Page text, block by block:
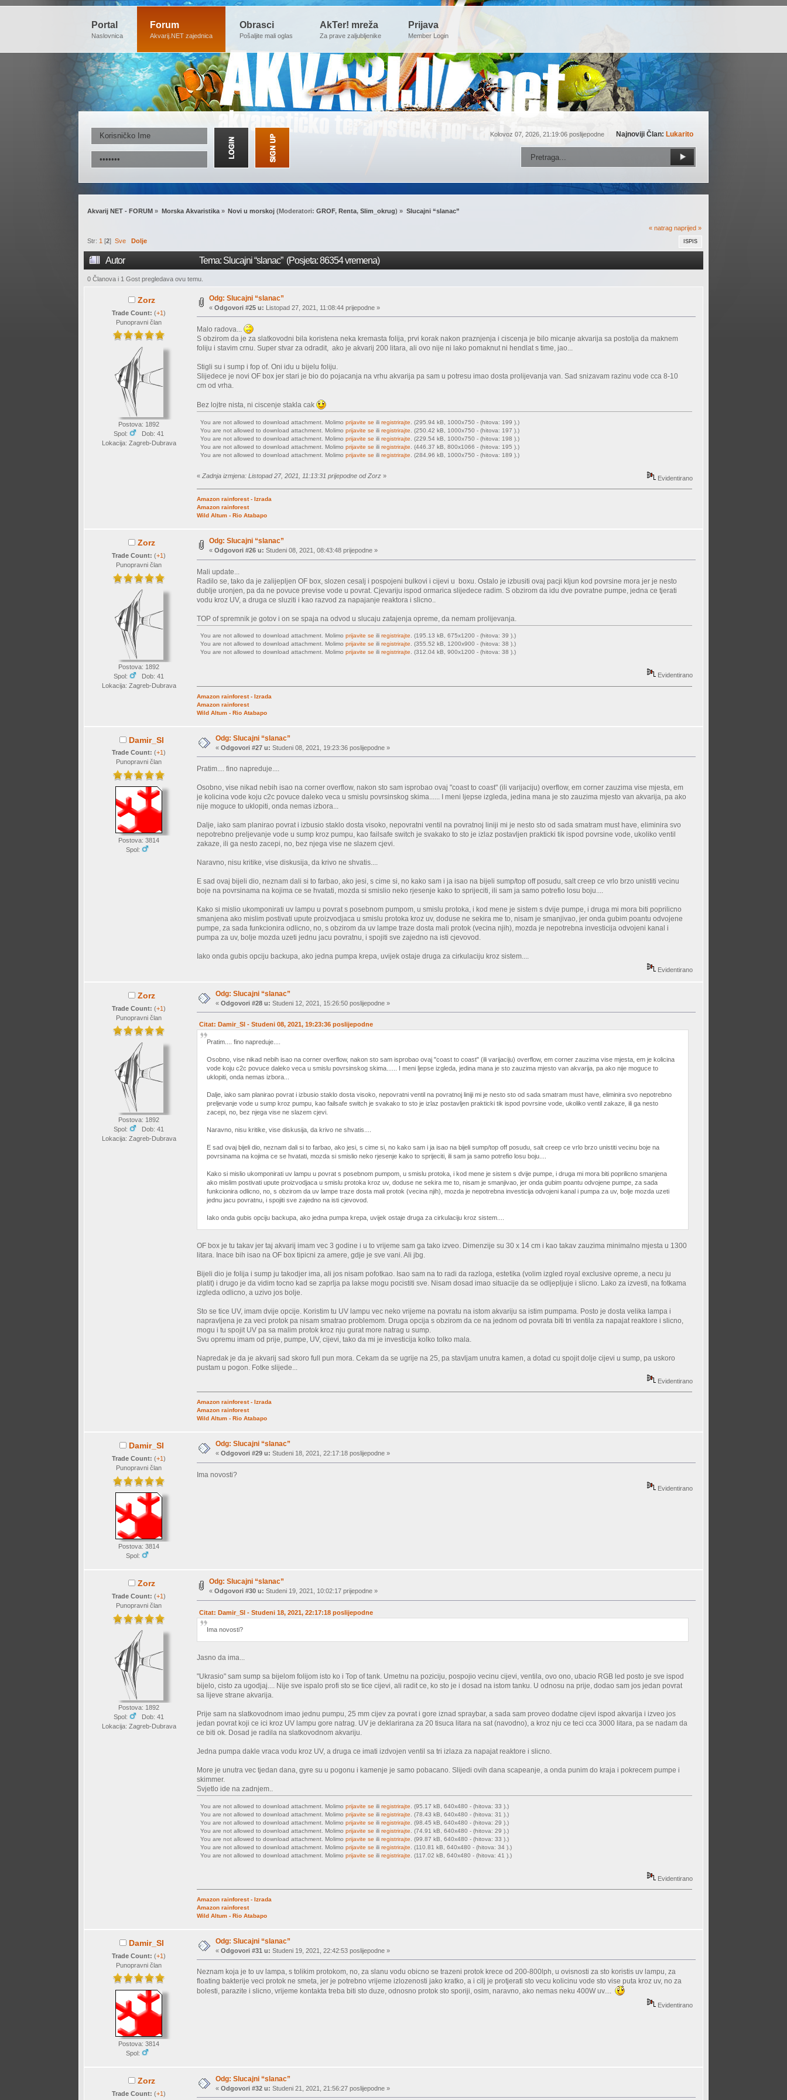
Portal
Naslovnica
Forum
Akvarij.NET zajednica
Obrasci
Pošaljite mali oglas
AkTer! mreža
Za prave zaljubljenike
Prijava
Member Login
Kolovoz 07, 2026, 21:19:06 poslijepodne Najnoviji Član: Lukarito
Akvarij NET - FORUM » Morska Akvaristika» Novi u morskoj (Moderatori:GROF, Renta,Slim_okrug) » Slucajni “slanac”
« natrag naprijed »
ISPIS
Str: 1[2] Sve Dolje
Autor Tema: Slucajni “slanac” (Posjeta: 86354 vremena)
0 Članova i 1 Gost pregledava ovu temu.
Zorz
Trade Count:(+1)
Punopravni član
Postova: 1892
Spol:
Dob: 41
Lokacija: Zagreb-Dubrava
Odg: Slucajni “slanac”
«Odgovori #25 u: Listopad 27, 2021, 11:08:44 prijepodne »
Malo radova...
S obzirom da je za slatkovodni bila koristena neka kremasta folija, prvi korak nakon praznjenja i ciscenja je bilo micanje akvarija sa postolja da maknem
foliju i stavim crnu. Super stvar za odradit, ako je akvarij 200 litara, ali ovo nije ni lako pomaknut ni hendlat s time, jao...
Stigli su i sump i fop of. Oni idu u bijelu foliju.
Slijedece je novi OF box jer stari je bio do pojacanja na vrhu akvarija pa sam u potresu imao dosta prolijevanja van. Sad snizavam razinu vode cca 8-10
cm od vrha.
Bez lojtre nista, ni ciscenje stakla cak
You are not allowed to download attachment. Molimo prijavite se ili registrirajte . (295.94 kB, 1000x750 - (hitova: 199 ).)
You are not allowed to download attachment. Molimo prijavite se ili registrirajte . (250.42 kB, 1000x750 - (hitova: 197 ).)
You are not allowed to download attachment. Molimo prijavite se ili registrirajte . (229.54 kB, 1000x750 - (hitova: 198 ).)
You are not allowed to download attachment. Molimo prijavite se ili registrirajte . (446.37 kB, 800x1066 - (hitova: 195 ).)
You are not allowed to download attachment. Molimo prijavite se ili registrirajte . (284.96 kB, 1000x750 - (hitova: 189 ).)
«Zadnja izmjena: Listopad 27, 2021, 11:13:31 prijepodne od Zorz » Evidentirano
Amazon rainforest - Izrada
Amazon rainforest
Wild Altum - Rio Atabapo
Zorz
Trade Count:(+1)
Punopravni član
Postova: 1892
Spol:
Dob: 41
Lokacija: Zagreb-Dubrava
Odg: Slucajni “slanac”
«Odgovori #26 u: Studeni 08, 2021, 08:43:48 prijepodne »
Mali update...
Radilo se, tako da je zalijepljen OF box, slozen cesalj i pospojeni bulkovi i cijevi u boxu. Ostalo je izbusiti ovaj pacji kljun kod povrsine mora jer je nesto
dublje uronjen, pa da ne povuce previse vode u povrat. Cjevariju ispod ormarica slijedece radim. S obzirom da idu dve povratne pumpe, jedna ce tjerati
vodu kroz UV, a druga ce sluziti i kao razvod za napajanje reaktora i slicno..
TOP of spremnik je gotov i on se spaja na odvod u slucaju zatajenja opreme, da nemam prolijevanja.
You are not allowed to download attachment. Molimo prijavite se ili registrirajte . (195.13 kB, 675x1200 - (hitova: 39 ).)
You are not allowed to download attachment. Molimo prijavite se ili registrirajte . (355.52 kB, 1200x900 - (hitova: 38 ).)
You are not allowed to download attachment. Molimo prijavite se ili registrirajte . (312.04 kB, 900x1200 - (hitova: 38 ).)
Evidentirano
Amazon rainforest - Izrada
Amazon rainforest
Wild Altum - Rio Atabapo
Damir_Sl
Trade Count:(+1)
Punopravni član
Postova: 3814
Spol:
Odg: Slucajni “slanac”
«Odgovori #27 u: Studeni 08, 2021, 19:23:36 poslijepodne »
Pratim.... fino napreduje....
Osobno, vise nikad nebih isao na corner overflow, nakon sto sam isprobao ovaj "coast to coast" (ili varijaciju) overflow, em corner zauzima vise mjesta, em
je kolicina vode koju c2c povuce daleko veca u smislu povrsinskog skima...... I meni ljepse izgleda, jedina mana je sto zauzima mjesto van akvarija, pa ako
nije moguce to uklopiti, onda nemas izbora...
Dalje, iako sam planirao povrat i izbusio staklo dosta visoko, nepovratni ventil na povratnoj liniji mi je nesto sto od sada smatram must have, eliminira svo
nepotrebno preljevanje vode u sump kroz pumpu, kao failsafe switch je svakako to sto je izlaz postavljen prakticki tik ispod povrsine vode, ukoliko ventil
zakaze, ili ga nesto zacepi, no, bez njega vise ne slazem cjevi.
Naravno, nisu kritike, vise diskusija, da krivo ne shvatis....
E sad ovaj bijeli dio, neznam dali si to farbao, ako jesi, s cime si, no kako sam i ja isao na bijeli sump/top off posudu, salt creep ce vrlo brzo unistiti vecinu
boje na povrsinama na kojima ce se hvatati, mozda si smislio neko rjesenje kako to sprijeciti, ili sam ja samo potrefio losu boju....
Kako si mislio ukomponirati uv lampu u povrat s posebnom pumpom, u smislu protoka, i kod mene je sistem s dvije pumpe, i druga mi mora biti poprilicno
smanjena ako mislim postivati upute proizvodjaca u smislu protoka kroz uv, doduse ne sekira me to, nisam je smanjivao, jer onda gubim poantu odvojene
pumpe, za sada funkcionira odlicno, no, s obzirom da uv lampe traze dosta mali protok (vecina njih), mozda je nepotrebna investicija odvojeni kanal i
pumpa za uv, bolje mozda uzeti jednu jacu povratnu, i spojiti sve zajedno na isti cjevovod.
Iako onda gubis opciju backupa, ako jedna pumpa krepa, uvijek ostaje druga za cirkulaciju kroz sistem....
Evidentirano
Zorz
Trade Count:(+1)
Punopravni član
Postova: 1892
Spol:
Dob: 41
Lokacija: Zagreb-Dubrava
Odg: Slucajni “slanac”
«Odgovori #28 u: Studeni 12, 2021, 15:26:50 poslijepodne »
Citat: Damir_Sl - Studeni 08, 2021, 19:23:36 poslijepodne
Pratim.... fino napreduje....
Osobno, vise nikad nebih isao na corner overflow, nakon sto sam isprobao ovaj "coast to coast" (ili varijaciju) overflow, em corner zauzima vise mjesta, em je kolicina
vode koju c2c povuce daleko veca u smislu povrsinskog skima...... I meni ljepse izgleda, jedina mana je sto zauzima mjesto van akvarija, pa ako nije moguce to
uklopiti, onda nemas izbora...
Dalje, iako sam planirao povrat i izbusio staklo dosta visoko, nepovratni ventil na povratnoj liniji mi je nesto sto od sada smatram must have, eliminira svo nepotrebno
preljevanje vode u sump kroz pumpu, kao failsafe switch je svakako to sto je izlaz postavljen prakticki tik ispod povrsine vode, ukoliko ventil zakaze, ili ga nesto
zacepi, no, bez njega vise ne slazem cjevi.
Naravno, nisu kritike, vise diskusija, da krivo ne shvatis....
E sad ovaj bijeli dio, neznam dali si to farbao, ako jesi, s cime si, no kako sam i ja isao na bijeli sump/top off posudu, salt creep ce vrlo brzo unistiti vecinu boje na
povrsinama na kojima ce se hvatati, mozda si smislio neko rjesenje kako to sprijeciti, ili sam ja samo potrefio losu boju....
Kako si mislio ukomponirati uv lampu u povrat s posebnom pumpom, u smislu protoka, i kod mene je sistem s dvije pumpe, i druga mi mora biti poprilicno smanjena
ako mislim postivati upute proizvodjaca u smislu protoka kroz uv, doduse ne sekira me to, nisam je smanjivao, jer onda gubim poantu odvojene pumpe, za sada
funkcionira odlicno, no, s obzirom da uv lampe traze dosta mali protok (vecina njih), mozda je nepotrebna investicija odvojeni kanal i pumpa za uv, bolje mozda uzeti
jednu jacu povratnu, i spojiti sve zajedno na isti cjevovod.
Iako onda gubis opciju backupa, ako jedna pumpa krepa, uvijek ostaje druga za cirkulaciju kroz sistem....
OF box je tu takav jer taj akvarij imam vec 3 godine i u to vrijeme sam ga tako izveo. Dimenzije su 30 x 14 cm i kao takav zauzima minimalno mjesta u 1300
litara. Inace bih isao na OF box tipicni za amere, gdje je sve vani. Ali jbg.
Bijeli dio je folija i sump ju takodjer ima, ali jos nisam pofotkao. Isao sam na to radi da razloga, estetika (volim izgled royal exclusive opreme, a necu ju
platit) i drugo je da vidim tocno kad se zaprlja pa lakse mogu pocistiti sve. Nisam dosad imao situacije da se odljepljuje i slicno. Lako za izvesti, na fotkama
izgleda odlicno, a uzivo jos bolje.
Sto se tice UV, imam dvije opcije. Koristim tu UV lampu vec neko vrijeme na povratu na istom akvariju sa istim pumpama. Posto je dosta velika lampa i
napravljena je za veci protok pa nisam smatrao problemom. Druga opcija s obzirom da ce na jednom od povrata biti tri ventila za napajat reaktore i slicno,
mogu i tu spojit UV pa sa malim protok kroz nju gurat more natrag u sump.
Svu opremu imam od prije, pumpe, UV, cijevi, tako da mi je investicija kolko tolko mala.
Napredak je da je akvarij sad skoro full pun mora. Cekam da se ugrije na 25, pa stavljam unutra kamen, a dotad cu spojit dolje cijevi u sump, pa uskoro
pustam u pogon. Fotke slijede...
Evidentirano
Amazon rainforest - Izrada
Amazon rainforest
Wild Altum - Rio Atabapo
Damir_Sl
Trade Count:(+1)
Punopravni član
Postova: 3814
Spol:
Odg: Slucajni “slanac”
«Odgovori #29 u: Studeni 18, 2021, 22:17:18 poslijepodne »
Ima novosti?
Evidentirano
Zorz
Trade Count:(+1)
Punopravni član
Postova: 1892
Spol:
Dob: 41
Lokacija: Zagreb-Dubrava
Odg: Slucajni “slanac”
«Odgovori #30 u: Studeni 19, 2021, 10:02:17 prijepodne »
Citat: Damir_Sl - Studeni 18, 2021, 22:17:18 poslijepodne
Ima novosti?
Jasno da ima...
"Ukrasio" sam sump sa bijelom folijom isto ko i Top of tank. Umetnu na poziciju, pospojio vecinu cijevi, ventila, ovo ono, ubacio RGB led posto je sve ispod
bijelo, cisto za ugodjaj.... Nije sve ispalo profi sto se tice cijevi, ali radit ce, ko sto je i dosad na istom tanku. U odnosu na prije, dodao sam jos jedan povrat
sa lijeve strane akvarija.
Prije sam na slatkovodnom imao jednu pumpu, 25 mm cijev za povrat i gore iznad spraybar, a sada sam proveo dodatne cijevi ispod akvarija i izveo jos
jedan povrat koji ce ici kroz UV lampu gore natrag. UV je deklarirana za 20 tisuca litara na sat (navodno), a kroz nju ce teci cca 3000 litara, pa se nadam da
ce biti ok. Dosad je radila na slatkovodnom akvariju.
Jedna pumpa dakle vraca vodu kroz UV, a druga ce imati izdvojen ventil sa tri izlaza za napajat reaktore i slicno.
More je unutra vec tjedan dana, gyre su u pogonu i kamenje je samo pobacano. Slijedi ovih dana scapeanje, a onda punim do kraja i pokrecem pumpe i
skimmer.
Svjetlo ide na zadnjem..
You are not allowed to download attachment. Molimo prijavite se ili registrirajte . (95.17 kB, 640x480 - (hitova: 33 ).)
You are not allowed to download attachment. Molimo prijavite se ili registrirajte . (78.43 kB, 640x480 - (hitova: 31 ).)
You are not allowed to download attachment. Molimo prijavite se ili registrirajte . (98.45 kB, 640x480 - (hitova: 29 ).)
You are not allowed to download attachment. Molimo prijavite se ili registrirajte . (74.91 kB, 640x480 - (hitova: 29 ).)
You are not allowed to download attachment. Molimo prijavite se ili registrirajte . (99.87 kB, 640x480 - (hitova: 33 ).)
You are not allowed to download attachment. Molimo prijavite se ili registrirajte . (110.81 kB, 640x480 - (hitova: 34 ).)
You are not allowed to download attachment. Molimo prijavite se ili registrirajte . (117.02 kB, 640x480 - (hitova: 41 ).)
Evidentirano
Amazon rainforest - Izrada
Amazon rainforest
Wild Altum - Rio Atabapo
Damir_Sl
Trade Count:(+1)
Punopravni član
Postova: 3814
Spol:
Odg: Slucajni “slanac”
«Odgovori #31 u: Studeni 19, 2021, 22:42:53 poslijepodne »
Neznam koja je to uv lampa, s tolikim protokom, no, za slanu vodu obicno se trazeni protok krece od 200-800lph, u ovisnosti za sto koristis uv lampu, za
floating bakterije veci protok ne smeta, jer je potrebno vrijeme izlozenosti jako kratko, a i cilj je protjerati sto vecu kolicinu vode sto vise puta kroz uv, no za
bolesti, parazite i slicno, vrijeme kontakta treba biti sto duze, odnosno protok sto sporiji, osim, naravno, ako nemas neku 400W uv....
Evidentirano
Zorz
Trade Count:(+1)
Odg: Slucajni “slanac”
«Odgovori #32 u: Studeni 21, 2021, 21:56:27 poslijepodne »